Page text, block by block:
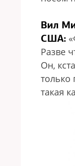
Вил
США:
Разве
Он,
только
такая